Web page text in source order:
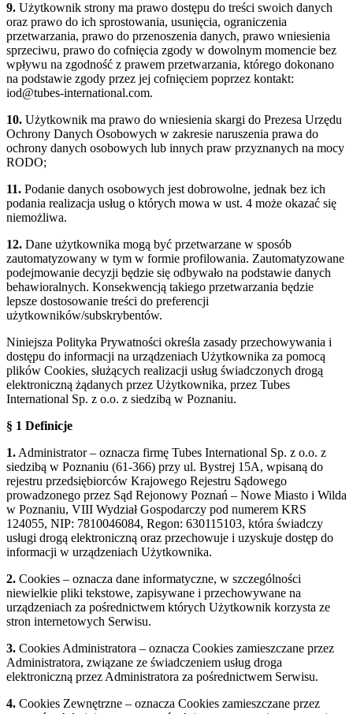
9. Użytkownik strony ma prawo dostępu do treści swoich danych
oraz prawo do ich sprostowania, usunięcia, ograniczenia
przetwarzania, prawo do przenoszenia danych, prawo wniesienia
sprzeciwu, prawo do cofnięcia zgody w dowolnym momencie bez
wpływu na zgodność z prawem przetwarzania, którego dokonano
na podstawie zgody przez jej cofnięciem poprzez kontakt:
iod@tubes-international.com.
10. Użytkownik ma prawo do wniesienia skargi do Prezesa Urzędu
Ochrony Danych Osobowych w zakresie naruszenia prawa do
ochrony danych osobowych lub innych praw przyznanych na mocy
RODO;
11. Podanie danych osobowych jest dobrowolne, jednak bez ich
podania realizacja usług o których mowa w ust. 4 może okazać się
niemożliwa.
12. Dane użytkownika mogą być przetwarzane w sposób
zautomatyzowany w tym w formie profilowania. Zautomatyzowane
podejmowanie decyzji będzie się odbywało na podstawie danych
behawioralnych. Konsekwencją takiego przetwarzania będzie
lepsze dostosowanie treści do preferencji
użytkowników/subskrybentów.
Niniejsza Polityka Prywatności określa zasady przechowywania i
dostępu do informacji na urządzeniach Użytkownika za pomocą
plików Cookies, służących realizacji usług świadczonych drogą
elektroniczną żądanych przez Użytkownika, przez Tubes
International Sp. z o.o. z siedzibą w Poznaniu.
§ 1 Definicje
1.Administrator – oznacza firmę Tubes International Sp. z o.o. z
siedzibą w Poznaniu (61-366) przy ul. Bystrej 15A, wpisaną do
rejestru przedsiębiorców Krajowego Rejestru Sądowego
prowadzonego przez Sąd Rejonowy Poznań – Nowe Miasto i Wilda
w Poznaniu, VIII Wydział Gospodarczy pod numerem KRS
124055, NIP: 7810046084, Regon: 630115103, która świadczy
usługi drogą elektroniczną oraz przechowuje i uzyskuje dostęp do
informacji w urządzeniach Użytkownika.
2. Cookies – oznacza dane informatyczne, w szczególności
niewielkie pliki tekstowe, zapisywane i przechowywane na
urządzeniach za pośrednictwem których Użytkownik korzysta ze
stron internetowych Serwisu.
3. Cookies Administratora – oznacza Cookies zamieszczane przez
Administratora, związane ze świadczeniem usług droga
elektroniczną przez Administratora za pośrednictwem Serwisu.
4. Cookies Zewnętrzne – oznacza Cookies zamieszczane przez